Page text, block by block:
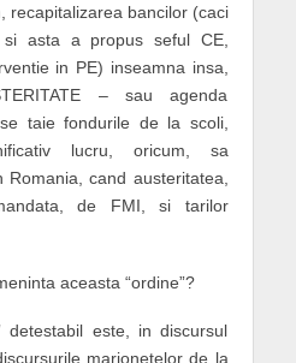
recapitalizarea bancilor (caci
asta a propus seful CE,
in PE) inseamna insa,
– sau agenda
taie fondurile de la scoli,
lucru, oricum, sa
cand austeritatea,
de FMI, si tarilor
aceasta “ordine”?
detestabil este, in discursul
marionetelor de la